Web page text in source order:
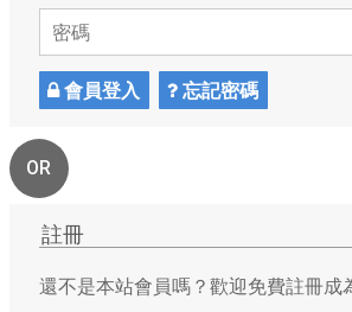
會員登入 忘記密碼
OR
註冊
還不是本站會員嗎？歡迎免費註冊成